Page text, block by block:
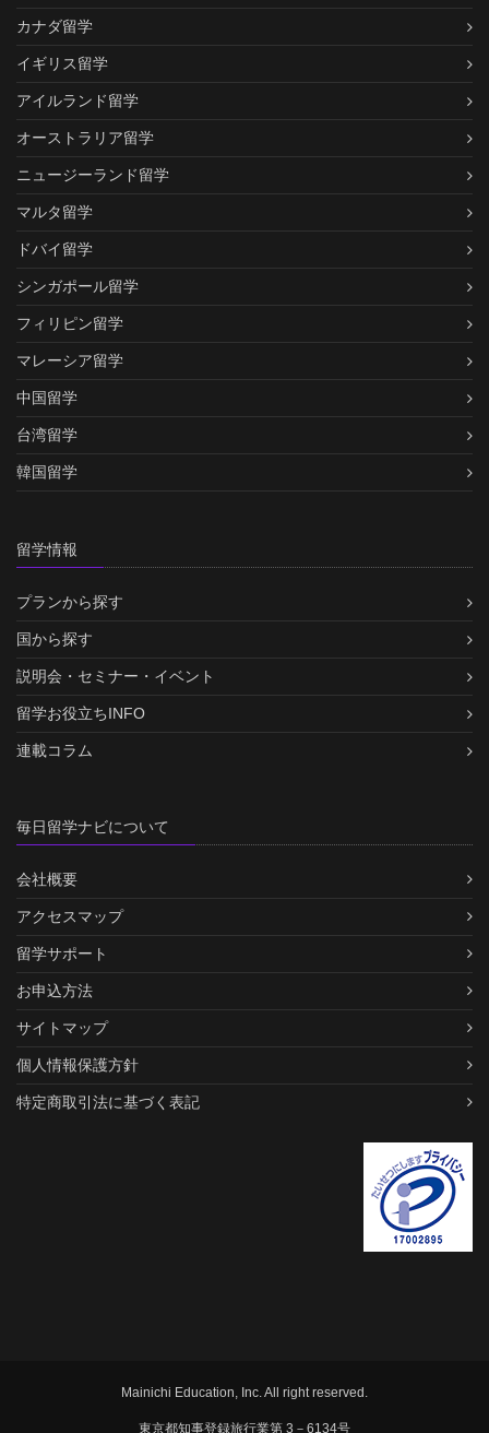
カナダ留学
イギリス留学
アイルランド留学
オーストラリア留学
ニュージーランド留学
マルタ留学
ドバイ留学
シンガポール留学
フィリピン留学
マレーシア留学
中国留学
台湾留学
韓国留学
留学情報
プランから探す
国から探す
説明会・セミナー・イベント
留学お役立ちINFO
連載コラム
毎日留学ナビについて
会社概要
アクセスマップ
留学サポート
お申込方法
サイトマップ
個人情報保護方針
特定商取引法に基づく表記
Mainichi Education, Inc. All right reserved.
東京都知事登録旅行業第 3－6134号